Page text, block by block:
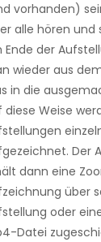
vorhanden)
alle hören und
Ende der
wieder aus
in die
diese Weise
Der
dann eine
über
oder
Datei